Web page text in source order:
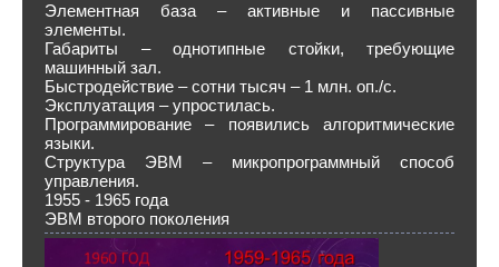
Элементная база – активные и пассивные
элементы.
Габариты – однотипные стойки, требующие
машинный зал.
Быстродействие – сотни тысяч – 1 млн. оп./с.
Эксплуатация – упростилась.
Программирование – появились алгоритмические
языки.
Структура ЭВМ – микропрограммный способ
управления.
1955 - 1965 года
ЭВМ второго поколения